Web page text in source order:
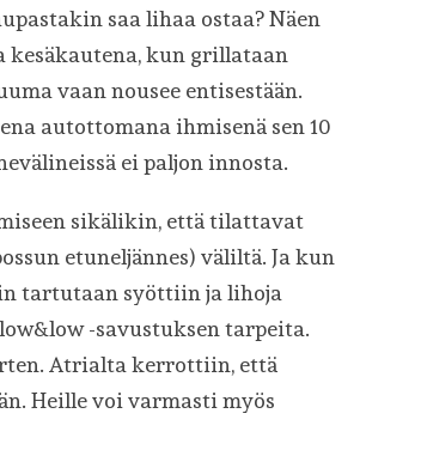
saa lihaa ostaa? Näen
kun grillataan
vaan nousee entisestään.
autottomana ihmisenä sen 10
ei paljon innosta.
sikälikin, että tilattavat
etuneljännes) väliltä. Ja kun
tartutaan syöttiin ja lihoja
-savustuksen tarpeita.
Atrialta kerrottiin, että
Heille voi varmasti myös